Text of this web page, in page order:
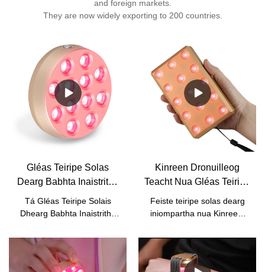
and foreign markets.
They are now widely exporting to 200 countries.
Gléas Teiripe Solas
Dearg Babhta Inaistrithe
Teacht Nua Do Chomh-
mhonaróirí Faoiseamh
Tá Gléas Teiripe Solais
Dhearg Babhta Inaistrithe
Faoiseamh Péine
Comhpháirteach ar cheann
de na táirgí nua ar an
Kinreen Dronuilleog
Teacht Nua Gléas Teiripe
Solais Dheirg Inaistrithe
Le haghaidh Faoiseamh
Amadóir agus Pulse
Feiste teiripe solas dearg
iniompartha nua Kinreen.
áit ar bith!Is féidir leat
taitneamh a bhaint as ag
am ar bith, áit ar bith sa